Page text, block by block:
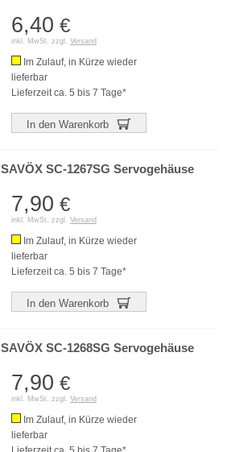
6,40 €
inkl. MwSt. zzgl. Versand
Im Zulauf, in Kürze wieder
lieferbar
Lieferzeit ca. 5 bis 7 Tage*
In den Warenkorb
SAVÖX SC-1267SG Servogehäuse
7,90 €
inkl. MwSt. zzgl. Versand
Im Zulauf, in Kürze wieder
lieferbar
Lieferzeit ca. 5 bis 7 Tage*
In den Warenkorb
SAVÖX SC-1268SG Servogehäuse
7,90 €
inkl. MwSt. zzgl. Versand
Im Zulauf, in Kürze wieder
lieferbar